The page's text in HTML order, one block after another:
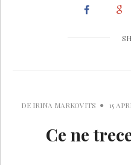
DE IRINA MARKOVITS 15
Ce ne